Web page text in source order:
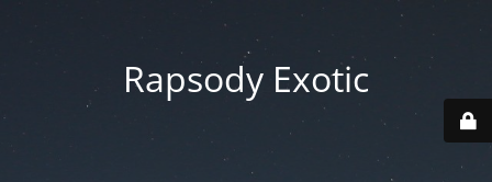
Rapsody Exotic